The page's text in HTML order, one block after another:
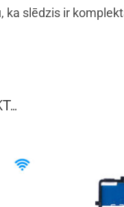
slēdzis ir